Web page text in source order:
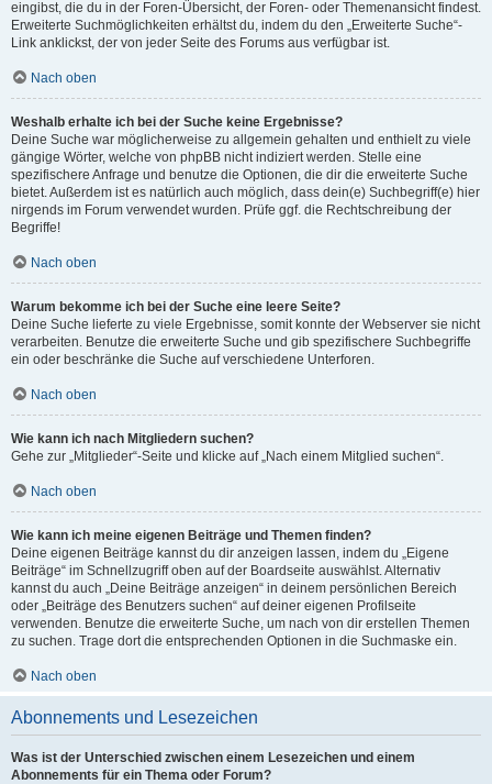
eingibst, die du in der Foren-Übersicht, der Foren- oder Themenansicht findest.
Erweiterte Suchmöglichkeiten erhältst du, indem du den „Erweiterte Suche“-
Link anklickst, der von jeder Seite des Forums aus verfügbar ist.
Nach oben
Weshalb erhalte ich bei der Suche keine Ergebnisse?
Deine Suche war möglicherweise zu allgemein gehalten und enthielt zu viele
gängige Wörter, welche von phpBB nicht indiziert werden. Stelle eine
spezifischere Anfrage und benutze die Optionen, die dir die erweiterte Suche
bietet. Außerdem ist es natürlich auch möglich, dass dein(e) Suchbegriff(e) hier
nirgends im Forum verwendet wurden. Prüfe ggf. die Rechtschreibung der
Begriffe!
Nach oben
Warum bekomme ich bei der Suche eine leere Seite?
Deine Suche lieferte zu viele Ergebnisse, somit konnte der Webserver sie nicht
verarbeiten. Benutze die erweiterte Suche und gib spezifischere Suchbegriffe
ein oder beschränke die Suche auf verschiedene Unterforen.
Nach oben
Wie kann ich nach Mitgliedern suchen?
Gehe zur „Mitglieder“-Seite und klicke auf „Nach einem Mitglied suchen“.
Nach oben
Wie kann ich meine eigenen Beiträge und Themen finden?
Deine eigenen Beiträge kannst du dir anzeigen lassen, indem du „Eigene
Beiträge“ im Schnellzugriff oben auf der Boardseite auswählst. Alternativ
kannst du auch „Deine Beiträge anzeigen“ in deinem persönlichen Bereich
oder „Beiträge des Benutzers suchen“ auf deiner eigenen Profilseite
verwenden. Benutze die erweiterte Suche, um nach von dir erstellen Themen
zu suchen. Trage dort die entsprechenden Optionen in die Suchmaske ein.
Nach oben
Abonnements und Lesezeichen
Was ist der Unterschied zwischen einem Lesezeichen und einem
Abonnements für ein Thema oder Forum?